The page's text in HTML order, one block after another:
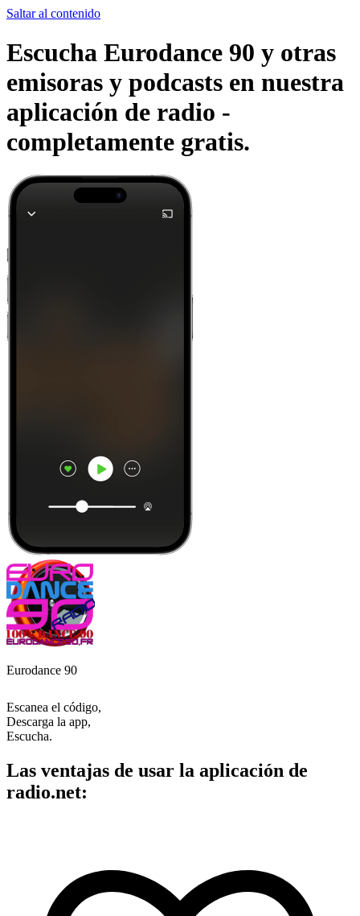
Saltar al contenido
Escucha Eurodance 90 y otras
emisoras y podcasts en nuestra
aplicación de radio -
completamente gratis.
Eurodance 90
Escanea el código,
Descarga la app,
Escucha.
Las ventajas de usar la aplicación de
radio.net: